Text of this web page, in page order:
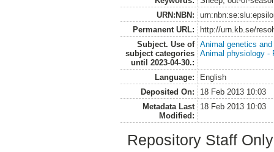
URN:NBN:
Permanent URL:
http://urn.kb.se/
Subject. Use of
subject categories
until 2023-04-30.:
Animal genetics and
Animal physiology -
Language:
English
Deposited On:
18 Feb 2013 10:03
Metadata Last
Modified:
18 Feb 2013 10:03
Repository Staff